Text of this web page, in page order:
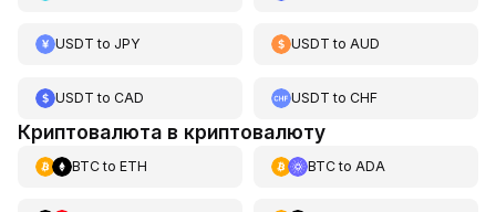
USDT to JPY USDT toAUD
USDT to CAD USDT toCHF
Криптовалюта в криптовалюту
BTCto ETH BTCto ADA